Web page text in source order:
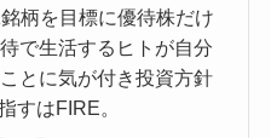
柄を目標に優待株だけ
で生活するヒトが自分
とに気が付き投資方針
すはFIRE。